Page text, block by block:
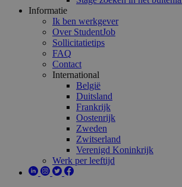
Informatie
Ik ben werkgever
Over StudentJob
Sollicitatietips
FAQ
Contact
International
België
Duitsland
Frankrijk
Oostenrijk
Zweden
Zwitserland
Verenigd Koninkrijk
Werk per leeftijd